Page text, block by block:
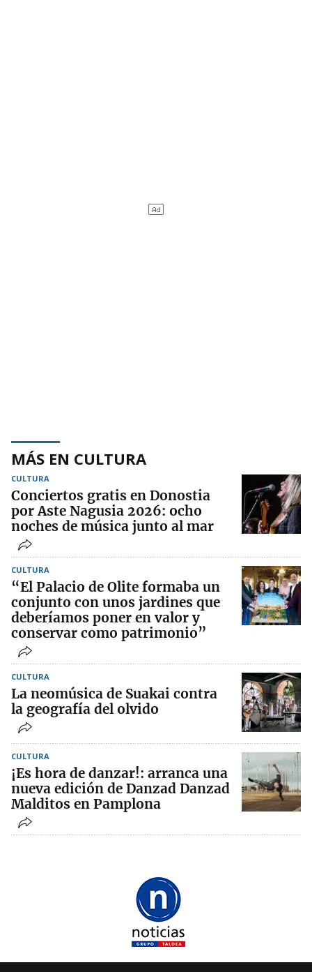
MÁS EN CULTURA
CULTURA
Conciertos gratis en Donostia
por Aste Nagusia 2026: ocho
noches de música junto al mar
CULTURA
“El Palacio de Olite formaba un
conjunto con unos jardines que
deberíamos poner en valor y
conservar como patrimonio”
CULTURA
La neomúsica de Suakai contra
la geografía del olvido
CULTURA
¡Es hora de danzar!: arranca una
nueva edición de Danzad Danzad
Malditos en Pamplona